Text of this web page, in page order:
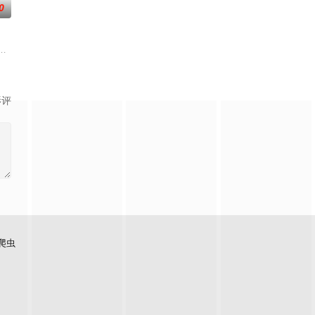
她被他从死人堆里救出来
，国家蒙羞，张謇虽高中状元，却渴望寻求强国之路。他毅然
苏琳（黄杨钿甜 饰），虽自小被父母忽视，在艰苦环境中长大，但她始终刻
评
虫